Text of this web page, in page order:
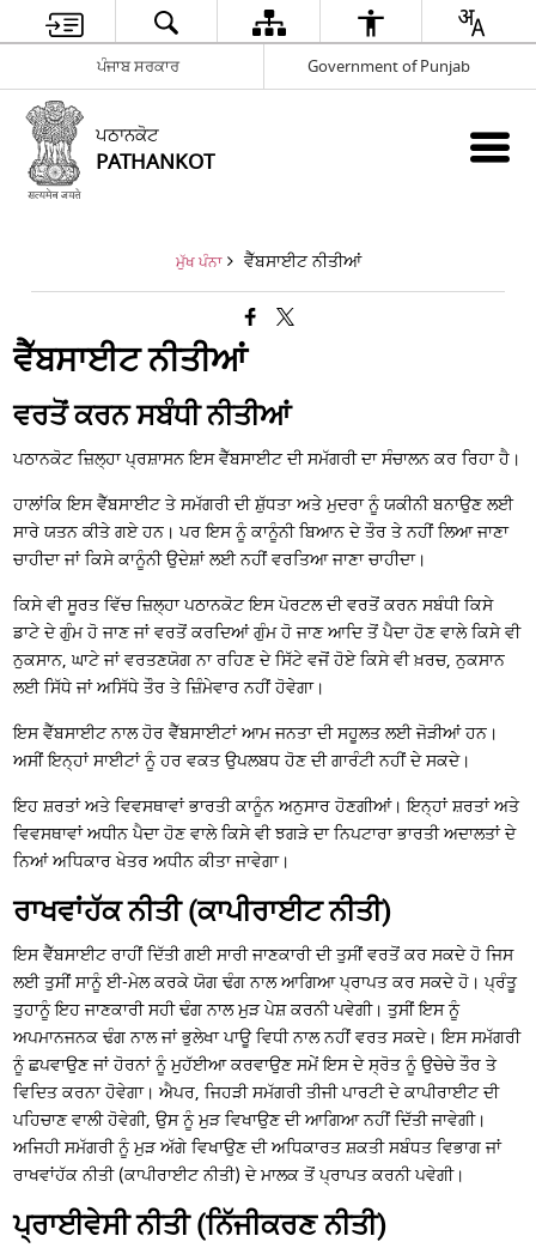
ਪੰਜਾਬ ਸਰਕਾਰ Government of Punjab
ਪਠਾਨਕੋਟ
PATHANKOT
ਮੁੱਖ ਪੰਨਾ ਵੈੱਬਸਾਈਟ ਨੀਤੀਆਂ
ਵੈੱਬਸਾਈਟ ਨੀਤੀਆਂ
ਵਰਤੋਂ ਕਰਨ ਸਬੰਧੀ ਨੀਤੀਆਂ
ਪਠਾਨਕੋਟ ਜ਼ਿਲ੍ਹਾ ਪ੍ਰਸ਼ਾਸਨ ਇਸ ਵੈੱਬਸਾਈਟ ਦੀ ਸਮੱਗਰੀ ਦਾ ਸੰਚਾਲਨ ਕਰ ਰਿਹਾ ਹੈ।
ਹਾਲਾਂਕਿ ਇਸ ਵੈੱਬਸਾਈਟ ਤੇ ਸਮੱਗਰੀ ਦੀ ਸ਼ੁੱਧਤਾ ਅਤੇ ਮੁਦਰਾ ਨੂੰ ਯਕੀਨੀ ਬਨਾਉਣ ਲਈ
ਸਾਰੇ ਯਤਨ ਕੀਤੇ ਗਏ ਹਨ। ਪਰ ਇਸ ਨੂੰ ਕਾਨੂੰਨੀ ਬਿਆਨ ਦੇ ਤੌਰ ਤੇ ਨਹੀਂ ਲਿਆ ਜਾਣਾ
ਚਾਹੀਦਾ ਜਾਂ ਕਿਸੇ ਕਾਨੂੰਨੀ ਉਦੇਸ਼ਾਂ ਲਈ ਨਹੀਂ ਵਰਤਿਆ ਜਾਣਾ ਚਾਹੀਦਾ।
ਕਿਸੇ ਵੀ ਸੂਰਤ ਵਿੱਚ ਜ਼ਿਲ੍ਹਾ ਪਠਾਨਕੋਟ ਇਸ ਪੋਰਟਲ ਦੀ ਵਰਤੋਂ ਕਰਨ ਸਬੰਧੀ ਕਿਸੇ
ਡਾਟੇ ਦੇ ਗੁੰਮ ਹੋ ਜਾਣ ਜਾਂ ਵਰਤੋਂ ਕਰਦਿਆਂ ਗੁੰਮ ਹੋ ਜਾਣ ਆਦਿ ਤੋਂ ਪੈਦਾ ਹੋਣ ਵਾਲੇ ਕਿਸੇ ਵੀ
ਨੁਕਸਾਨ, ਘਾਟੇ ਜਾਂ ਵਰਤਣਯੋਗ ਨਾ ਰਹਿਣ ਦੇ ਸਿੱਟੇ ਵਜੋਂ ਹੋਏ ਕਿਸੇ ਵੀ ਖ਼ਰਚ, ਨੁਕਸਾਨ
ਲਈ ਸਿੱਧੇ ਜਾਂ ਅਸਿੱਧੇ ਤੌਰ ਤੇ ਜ਼ਿੰਮੇਵਾਰ ਨਹੀਂ ਹੋਵੇਗਾ।
ਇਸ ਵੈੱਬਸਾਈਟ ਨਾਲ ਹੋਰ ਵੈੱਬਸਾਈਟਾਂ ਆਮ ਜਨਤਾ ਦੀ ਸਹੂਲਤ ਲਈ ਜੋੜੀਆਂ ਹਨ।
ਅਸੀਂ ਇਨ੍ਹਾਂ ਸਾਈਟਾਂ ਨੂੰ ਹਰ ਵਕਤ ਉਪਲਬਧ ਹੋਣ ਦੀ ਗਾਰੰਟੀ ਨਹੀਂ ਦੇ ਸਕਦੇ।
ਇਹ ਸ਼ਰਤਾਂ ਅਤੇ ਵਿਵਸਥਾਵਾਂ ਭਾਰਤੀ ਕਾਨੂੰਨ ਅਨੁਸਾਰ ਹੋਣਗੀਆਂ। ਇਨ੍ਹਾਂ ਸ਼ਰਤਾਂ ਅਤੇ
ਵਿਵਸਥਾਵਾਂ ਅਧੀਨ ਪੈਦਾ ਹੋਣ ਵਾਲੇ ਕਿਸੇ ਵੀ ਝਗੜੇ ਦਾ ਨਿਪਟਾਰਾ ਭਾਰਤੀ ਅਦਾਲਤਾਂ ਦੇ
ਨਿਆਂ ਅਧਿਕਾਰ ਖੇਤਰ ਅਧੀਨ ਕੀਤਾ ਜਾਵੇਗਾ।
ਰਾਖਵਾਂਹੱਕ ਨੀਤੀ (ਕਾਪੀਰਾਈਟ ਨੀਤੀ)
ਇਸ ਵੈੱਬਸਾਈਟ ਰਾਹੀਂ ਦਿੱਤੀ ਗਈ ਸਾਰੀ ਜਾਣਕਾਰੀ ਦੀ ਤੁਸੀਂ ਵਰਤੋਂ ਕਰ ਸਕਦੇ ਹੋ ਜਿਸ
ਲਈ ਤੁਸੀਂ ਸਾਨੂੰ ਈ-ਮੇਲ ਕਰਕੇ ਯੋਗ ਢੰਗ ਨਾਲ ਆਗਿਆ ਪ੍ਰਾਪਤ ਕਰ ਸਕਦੇ ਹੋ। ਪ੍ਰੰਤੂ
ਤੁਹਾਨੂੰ ਇਹ ਜਾਣਕਾਰੀ ਸਹੀ ਢੰਗ ਨਾਲ ਮੁੜ ਪੇਸ਼ ਕਰਨੀ ਪਵੇਗੀ। ਤੁਸੀਂ ਇਸ ਨੂੰ
ਅਪਮਾਨਜਨਕ ਢੰਗ ਨਾਲ ਜਾਂ ਭੁਲੇਖਾ ਪਾਊ ਵਿਧੀ ਨਾਲ ਨਹੀਂ ਵਰਤ ਸਕਦੇ। ਇਸ ਸਮੱਗਰੀ
ਨੂੰ ਛਪਵਾਉਣ ਜਾਂ ਹੋਰਨਾਂ ਨੂੰ ਮੁਹੱਈਆ ਕਰਵਾਉਣ ਸਮੇਂ ਇਸ ਦੇ ਸ੍ਰੋਤ ਨੂੰ ਉਚੇਚੇ ਤੌਰ ਤੇ
ਵਿਦਿਤ ਕਰਨਾ ਹੋਵੇਗਾ। ਐਪਰ, ਜਿਹੜੀ ਸਮੱਗਰੀ ਤੀਜੀ ਪਾਰਟੀ ਦੇ ਕਾਪੀਰਾਈਟ ਦੀ
ਪਹਿਚਾਣ ਵਾਲੀ ਹੋਵੇਗੀ, ਉਸ ਨੂੰ ਮੁੜ ਵਿਖਾਉਣ ਦੀ ਆਗਿਆ ਨਹੀਂ ਦਿੱਤੀ ਜਾਵੇਗੀ।
ਅਜਿਹੀ ਸਮੱਗਰੀ ਨੂੰ ਮੁੜ ਅੱਗੇ ਵਿਖਾਉਣ ਦੀ ਅਧਿਕਾਰਤ ਸ਼ਕਤੀ ਸਬੰਧਤ ਵਿਭਾਗ ਜਾਂ
ਰਾਖਵਾਂਹੱਕ ਨੀਤੀ (ਕਾਪੀਰਾਈਟ ਨੀਤੀ) ਦੇ ਮਾਲਕ ਤੋਂ ਪ੍ਰਾਪਤ ਕਰਨੀ ਪਵੇਗੀ।
ਪ੍ਰਾਈਵੇਸੀ ਨੀਤੀ (ਨਿੱਜੀਕਰਣ ਨੀਤੀ)